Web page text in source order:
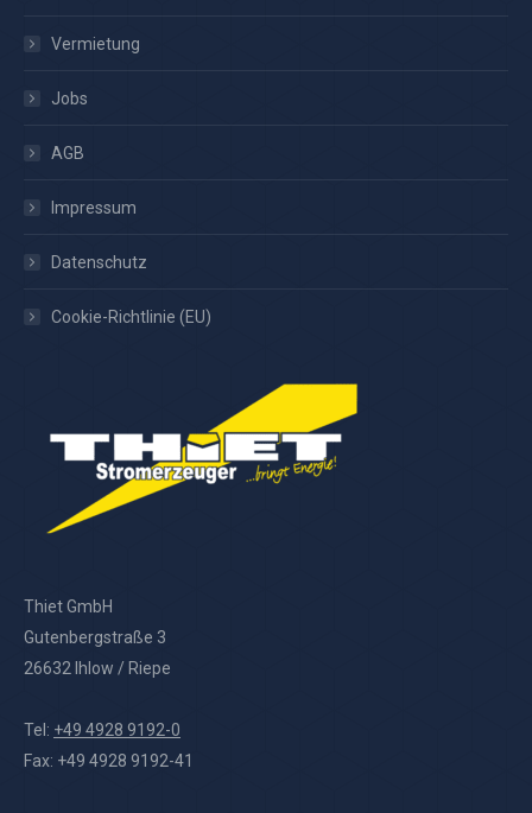
Vermietung
Jobs
AGB
Impressum
Datenschutz
Cookie-Richtlinie (EU)
Thiet GmbH
Gutenbergstraße 3
26632 Ihlow / Riepe
Tel: +49 4928 9192-0
Fax: +49 4928 9192-41